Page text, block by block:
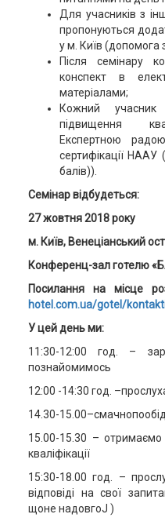
Для учасників з
пропонуються
у м. Київ (допомога
Після семінару
конспект в
матеріалами;
Кожний
підвищення
Експертною
сертифікації НААУ
балів)).
Семінар відбудеться:
27 жовтня 2018 року
м. Київ, Венеціанський
Конференц-зал готелю
Посилання на місце
hotel.com.ua/gotel/
У цей день ми:
11:30-12:00 год. –
познайомимось
12:00 -14:30 год.
14.30-
15.00-15.30 – отримаємо
кваліфікації
15:30-18.00 год. –
відповіді на свої
щоне надовгоJ )